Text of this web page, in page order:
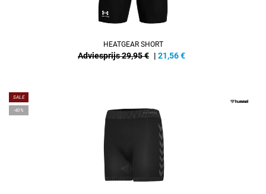
HEATGEAR SHORT
Adviesprijs 29,95 € | 21,56€
SALE
-40%